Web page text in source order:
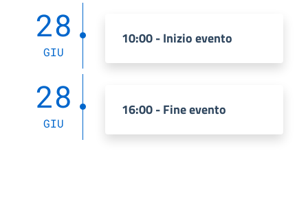
28
GIU
10:00 - Inizio evento
28
GIU
16:00 - Fine evento